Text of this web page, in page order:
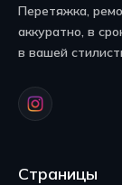
Перетяжка,
аккуратно, в
в вашей
Страницы